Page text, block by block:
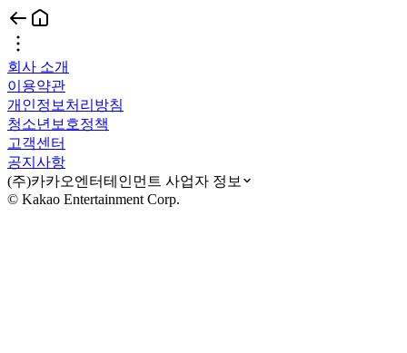
회사 소개
이용약관
개인정보처리방침
청소년보호정책
고객센터
공지사항
(주)카카오엔터테인먼트 사업자 정보
© Kakao Entertainment Corp.